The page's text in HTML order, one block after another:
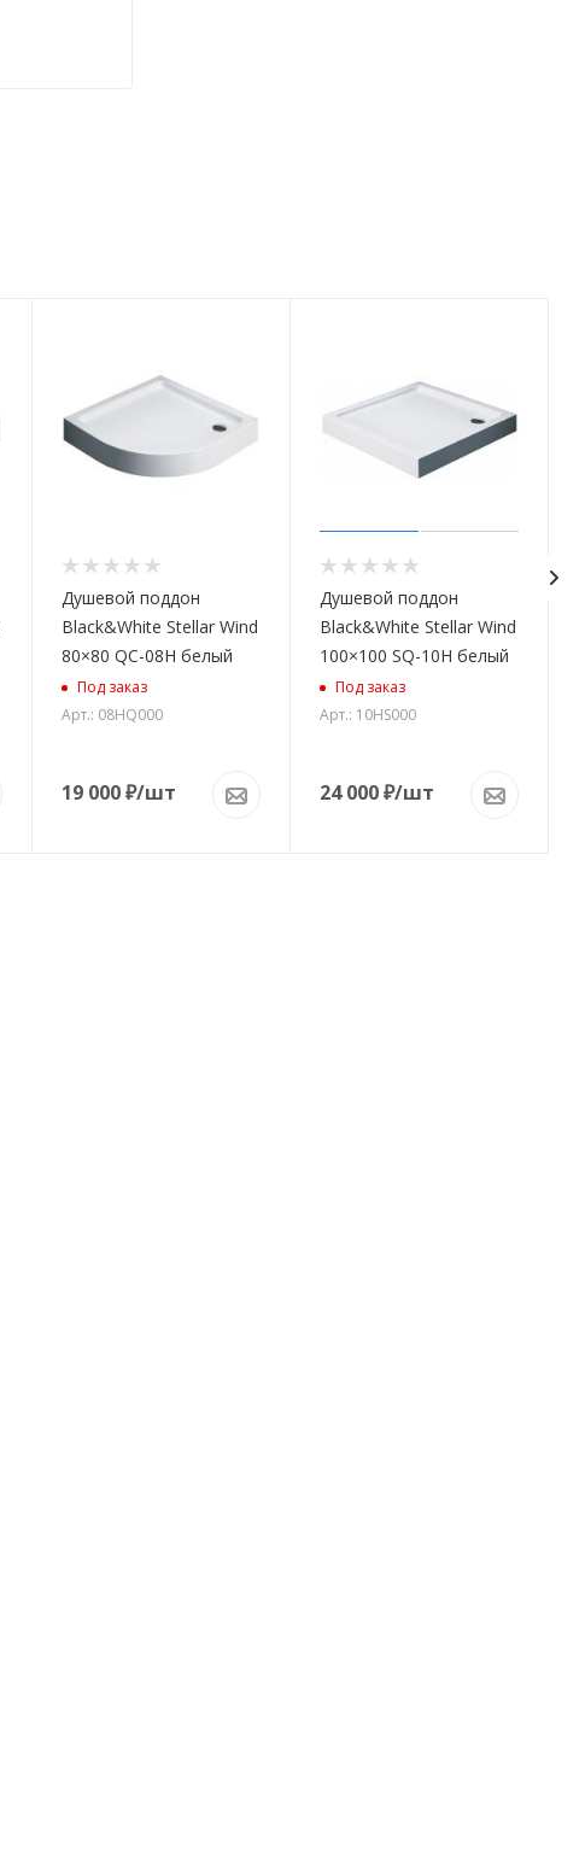
Душевой поддон
Black&White Stellar Wind
80×80 QC-08H белый
Под заказ
Арт.: 08HQ000
19 000₽/шт
Душевой поддон
Black&White Stellar Wind
100×100 SQ-10H белый
Под заказ
Арт.: 10HS000
24 000₽/шт